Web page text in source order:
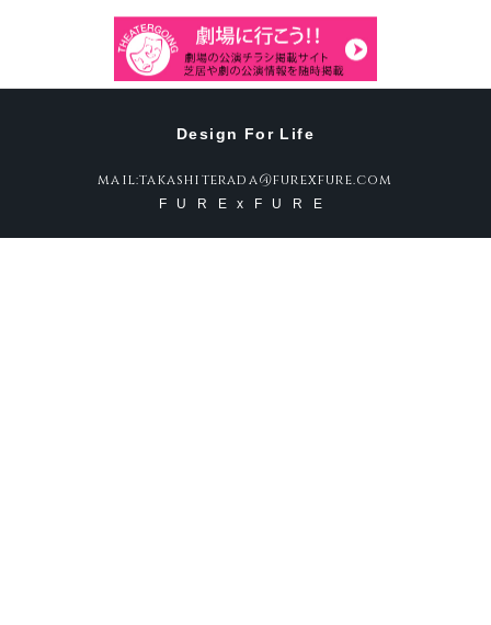
Design For Life
mail:takashiterada@furexfure.com
FURExFURE